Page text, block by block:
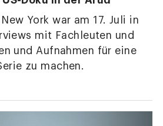
York war am 17. Juli in
mit Fachleuten und
und Aufnahmen für eine
zu machen.